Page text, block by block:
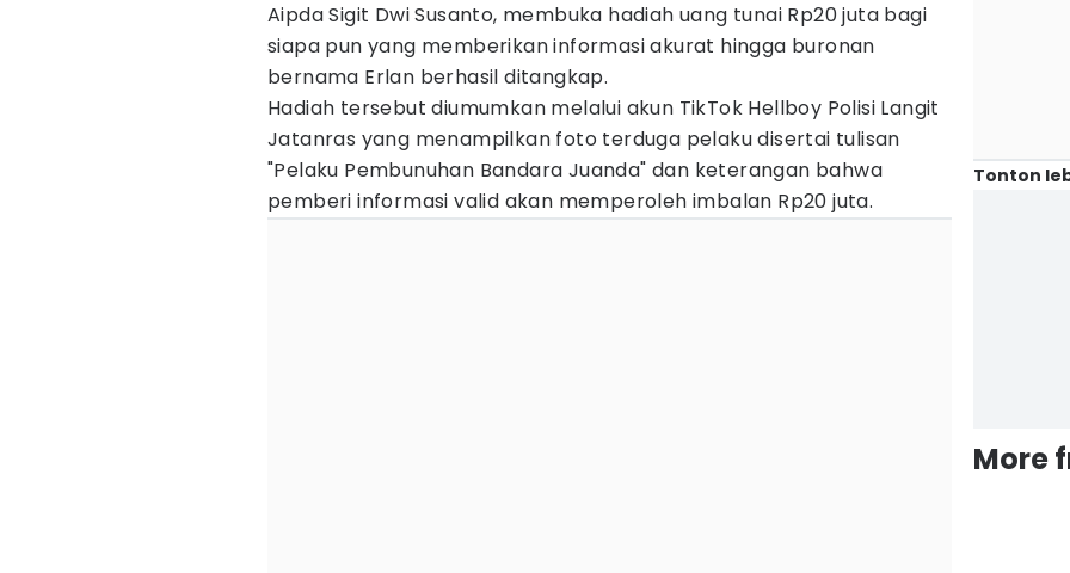
Aipda Sigit Dwi Susanto, membuka hadiah uang tunai Rp20 juta bagi
siapa pun yang memberikan informasi akurat hingga buronan
bernama Erlan berhasil ditangkap.
Hadiah tersebut diumumkan melalui akun TikTok Hellboy Polisi Langit
Jatanras yang menampilkan foto terduga pelaku disertai tulisan
"Pelaku Pembunuhan Bandara Juanda" dan keterangan bahwa
pemberi informasi valid akan memperoleh imbalan Rp20 juta.
Tonton
More